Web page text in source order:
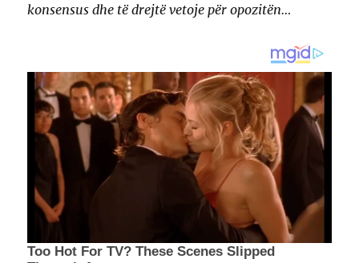
konsensus dhe të drejtë vetoje për opozitën…